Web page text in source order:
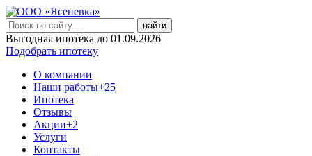
найти
Выгодная ипотека до 01.09.2026
Подобрать ипотеку
О компании
Наши работы+25
Ипотека
Отзывы
Акции+2
Услуги
Контакты